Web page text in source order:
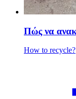
Πώς να
How to recycle?